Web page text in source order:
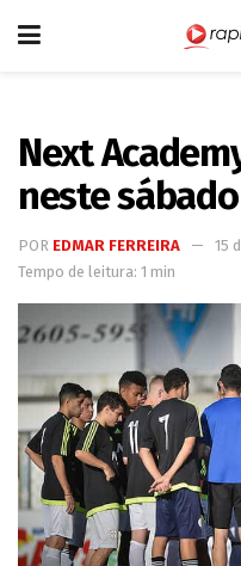
Next
neste
POR EDMAR FERREIRA
15
Tempo de leitura: 1 min